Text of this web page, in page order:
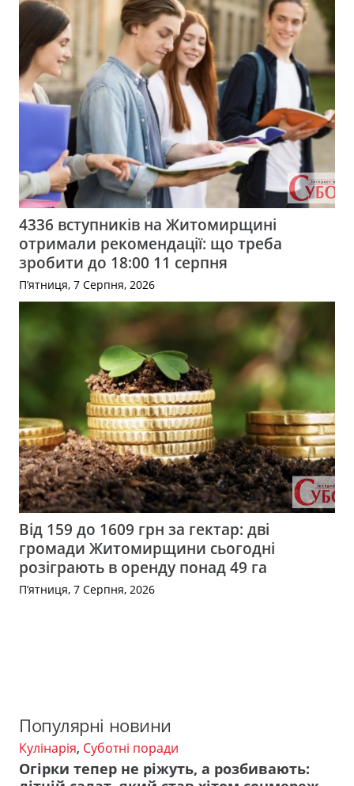
4336 вступників на Житомирщині
отримали рекомендації: що треба
зробити до 18:00 11 серпня
П’ятниця, 7 Серпня, 2026
Від 159 до 1609 грн за гектар: дві
громади Житомирщини сьогодні
розіграють в оренду понад 49 га
П’ятниця, 7 Серпня, 2026
Популярні новини
Кулінарія, Суботні поради
Огірки тепер не ріжуть, а розбивають: